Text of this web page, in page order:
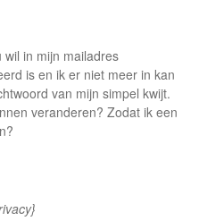
in mijn mailadres
is en ik er niet meer in kan
van mijn simpel kwijt.
veranderen? Zodat ik een